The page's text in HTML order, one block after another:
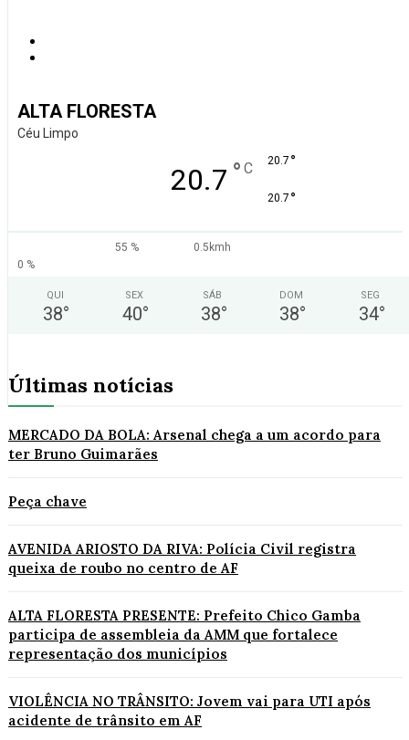
ALTA FLORESTA
Céu Limpo
20.7 ° C 20.7 °
20.7 °
55 %
0.5kmh
0 %
QUI
38°
SEX
40°
SÁB
38°
DOM
38°
SEG
34°
Últimas notícias
MERCADO DA BOLA: Arsenal chega a um acordo para
ter Bruno Guimarães
Peça chave
AVENIDA ARIOSTO DA RIVA: Polícia Civil registra
queixa de roubo no centro de AF
ALTA FLORESTA PRESENTE: Prefeito Chico Gamba
participa de assembleia da AMM que fortalece
representação dos municípios
VIOLÊNCIA NO TRÂNSITO: Jovem vai para UTI após
acidente de trânsito em AF